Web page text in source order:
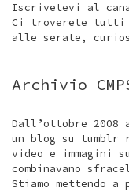
Iscrivetevi al
Ci troverete tutti
alle serate,
Archivio
Dall’ottobre 2008
un blog su
video e immagini
combinavano
Stiamo mettendo